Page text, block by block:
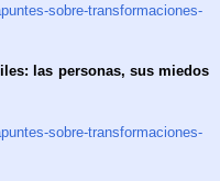
sobre-transformaciones-
las personas, sus miedos
sobre-transformaciones-